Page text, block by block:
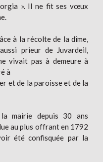
». Il ne fit ses vœux
à la récolte de la dîme,
prieur de Juvardeil,
vivait pas à demeure à
à
et de la paroisse et de la
mairie depuis 30 ans
au plus offrant en 1792
été confisquée par la